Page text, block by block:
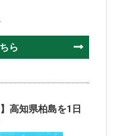
ら
高知県柏島を1日